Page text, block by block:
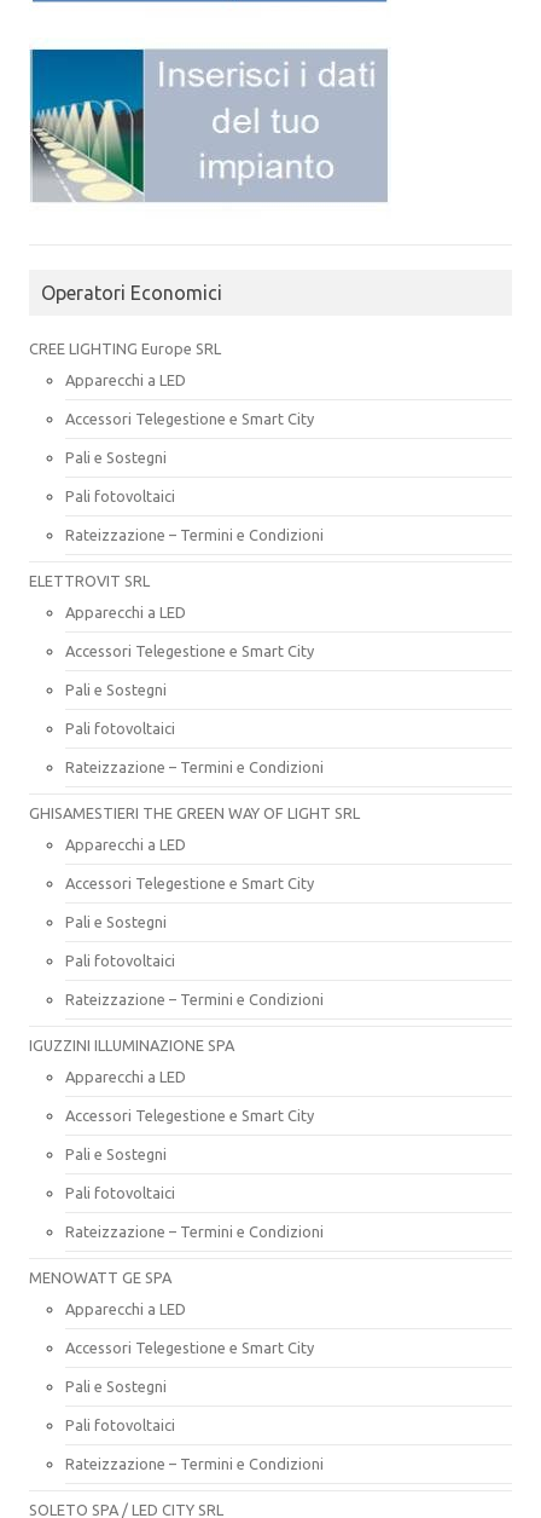
Operatori Economici
CREE LIGHTING Europe SRL
Apparecchi a LED
Accessori Telegestione e Smart City
Pali e Sostegni
Pali fotovoltaici
Rateizzazione – Termini e Condizioni
ELETTROVIT SRL
Apparecchi a LED
Accessori Telegestione e Smart City
Pali e Sostegni
Pali fotovoltaici
Rateizzazione – Termini e Condizioni
GHISAMESTIERI THE GREEN WAY OF LIGHT SRL
Apparecchi a LED
Accessori Telegestione e Smart City
Pali e Sostegni
Pali fotovoltaici
Rateizzazione – Termini e Condizioni
IGUZZINI ILLUMINAZIONE SPA
Apparecchi a LED
Accessori Telegestione e Smart City
Pali e Sostegni
Pali fotovoltaici
Rateizzazione – Termini e Condizioni
MENOWATT GE SPA
Apparecchi a LED
Accessori Telegestione e Smart City
Pali e Sostegni
Pali fotovoltaici
Rateizzazione – Termini e Condizioni
SOLETO SPA / LED CITY SRL